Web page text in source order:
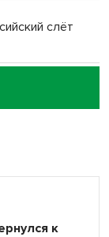
слёт
к